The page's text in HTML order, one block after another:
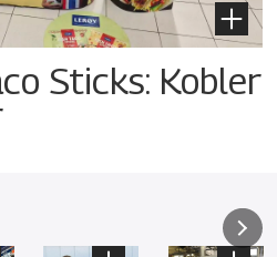
Sticks: Kobler